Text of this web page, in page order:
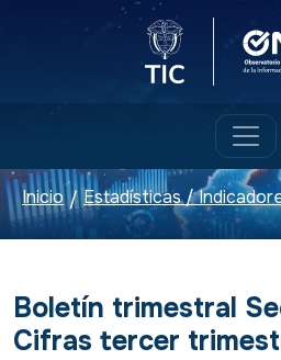
Logo del
Inicio / Estadísticas /
Boletín trimestral
Cifras tercer